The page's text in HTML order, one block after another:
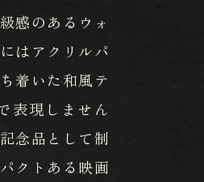
感のあるウォ
はアクリルパ
着いた和風テ
表現しません
念品として制
クトある映画